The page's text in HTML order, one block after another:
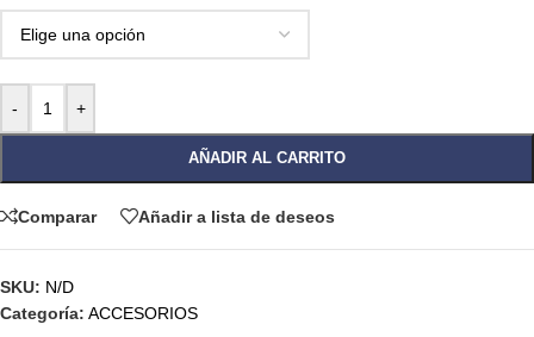
- +
AÑADIR AL CARRITO
Comparar Añadir a lista de deseos
SKU: N/D
Categoría: ACCESORIOS